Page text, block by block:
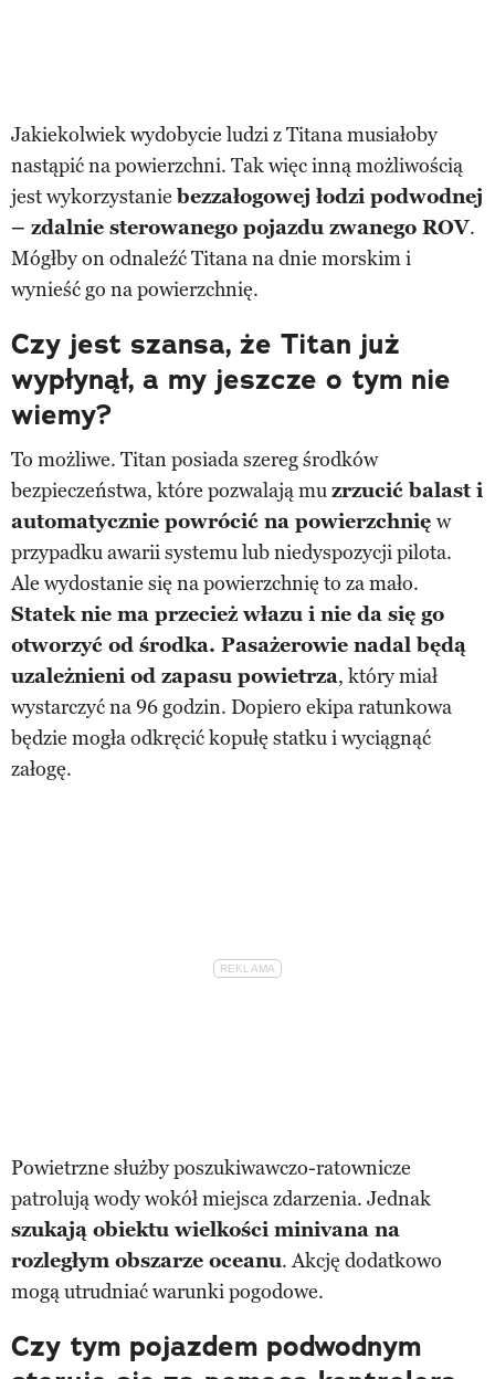
Jakiekolwiek wydobycie ludzi z Titana musiałoby
nastąpić na powierzchni. Tak więc inną możliwością
jest wykorzystaniebezzałogowej łodzi podwodnej
– zdalnie sterowanego pojazdu zwanego ROV.
Mógłby on odnaleźć Titana na dnie morskim i
wynieść go na powierzchnię.
Czy jest szansa, że Titan już
wypłynął, a my jeszcze o tym nie
wiemy?
To możliwe. Titan posiada szereg środków
bezpieczeństwa, które pozwalają muzrzucić balast i
automatycznie powrócić na powierzchnię w
przypadku awarii systemu lub niedyspozycji pilota.
Ale wydostanie się na powierzchnię to za mało.
Statek nie ma przecież włazu i nie da się go
otworzyć od środka. Pasażerowie nadal będą
uzależnieni od zapasu powietrza, który miał
wystarczyć na 96 godzin. Dopiero ekipa ratunkowa
będzie mogła odkręcić kopułę statku i wyciągnąć
załogę.
Powietrzne służby poszukiwawczo-ratownicze
patrolują wody wokół miejsca zdarzenia. Jednak
szukają obiektu wielkości minivana na
rozległym obszarze oceanu. Akcję dodatkowo
mogą utrudniać warunki pogodowe.
Czy tym pojazdem podwodnym